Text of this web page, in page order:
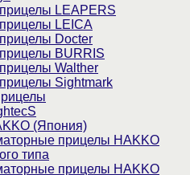
LEAPERS
LEICA
Docter
BURRIS
Walther
Sightmark
(Япония)
прицелы HAKKO
типа
прицелы HAKKO